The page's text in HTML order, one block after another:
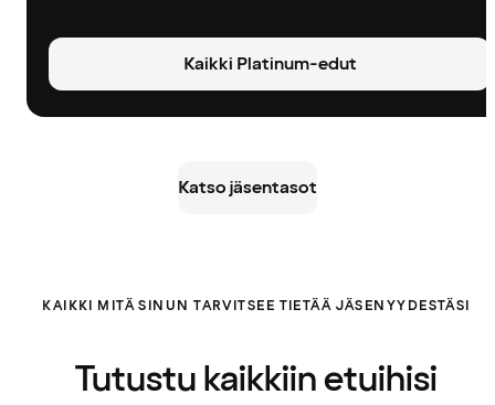
Kaikki Platinum-edut
Katso jäsentasot
KAIKKI MITÄ SINUN TARVITSEE TIETÄÄ JÄSENYYDESTÄSI
Tutustu kaikkiin etuihisi